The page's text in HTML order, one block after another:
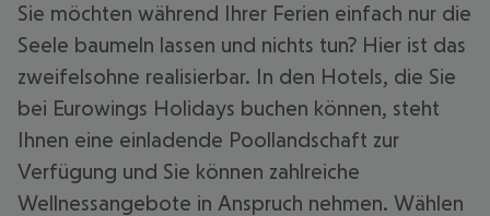
Sie möchten während Ihrer Ferien einfach nur die
Seele baumeln lassen und nichts tun? Hier ist das
zweifelsohne realisierbar. In den Hotels, die Sie
bei Eurowings Holidays buchen können, steht
Ihnen eine einladende Poollandschaft zur
Verfügung und Sie können zahlreiche
Wellnessangebote in Anspruch nehmen. Wählen